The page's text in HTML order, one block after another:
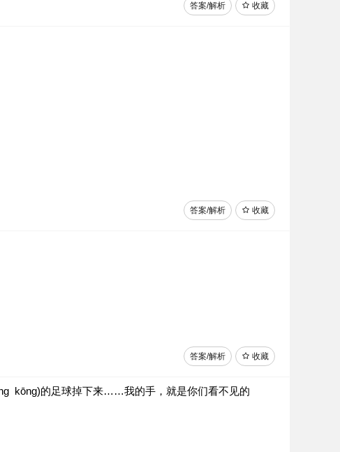
收藏
答案/解析
收藏
答案/解析
收藏
答案/解析
kōng)的足球掉下来……我的手，就是你们看不见的